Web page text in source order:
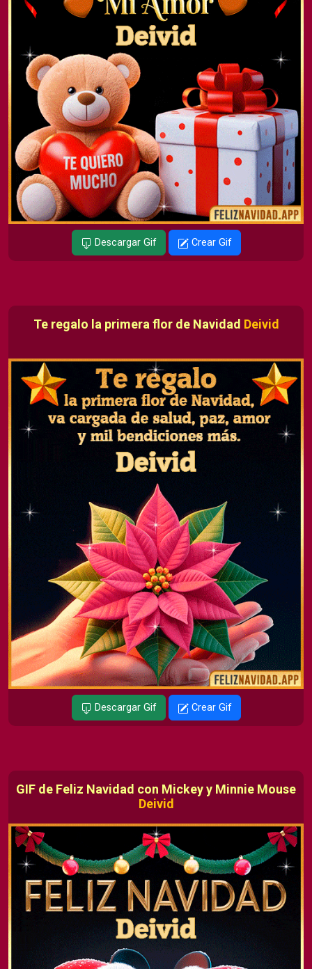
Descargar Gif Crear Gif
Te regalo la primera flor de Navidad Deivid
Descargar Gif Crear Gif
GIF de Feliz Navidad con Mickey y Minnie Mouse
Deivid